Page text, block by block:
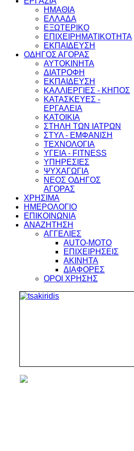
ΗΜΑΘΙΑ
ΕΛΛΑΔΑ
ΕΞΩΤΕΡΙΚΟ
ΕΠΙΧΕΙΡΗΜΑΤΙΚΟΤΗΤΑ
ΕΚΠΑΙΔΕΥΣΗ
ΟΔΗΓΟΣ ΑΓΟΡΑΣ
ΑΥΤΟΚΙΝΗΤΑ
ΔΙΑΤΡΟΦΗ
ΕΚΠΑΙΔΕΥΣΗ
ΚΑΛΛΙΕΡΓΙΕΣ - ΚΗΠΟΣ
ΚΑΤΑΣΚΕΥΕΣ -
ΕΡΓΑΛΕΙΑ
ΚΑΤΟΙΚΙΑ
ΣΤΗΛΗ ΤΩΝ ΙΑΤΡΩΝ
ΣΤΥΛ - ΕΜΦΑΝΙΣΗ
ΤΕΧΝΟΛΟΓΙΑ
ΥΓΕΙΑ - FITNESS
ΥΠΗΡΕΣΙΕΣ
ΨΥΧΑΓΩΓΙΑ
ΝΕΟΣ ΟΔΗΓΟΣ
ΑΓΟΡΑΣ
ΧΡΗΣΙΜΑ
ΗΜΕΡΟΛΟΓΙΟ
ΕΠΙΚΟΙΝΩΝΙΑ
ΑΝΑΖΗΤΗΣΗ
ΑΓΓΕΛΙΕΣ
AUTO-MOTO
ΕΠΙΧΕΙΡΗΣΕΙΣ
ΑΚΙΝΗΤΑ
ΔΙΑΦΟΡΕΣ
ΟΡΟΙ ΧΡΗΣΗΣ